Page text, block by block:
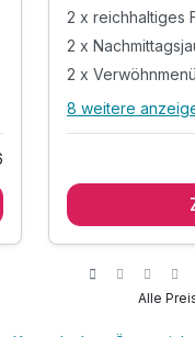
2 x reichhaltiges
2 x
2 x
Alle
2 x reichhaltiges
8 weitere
Alle